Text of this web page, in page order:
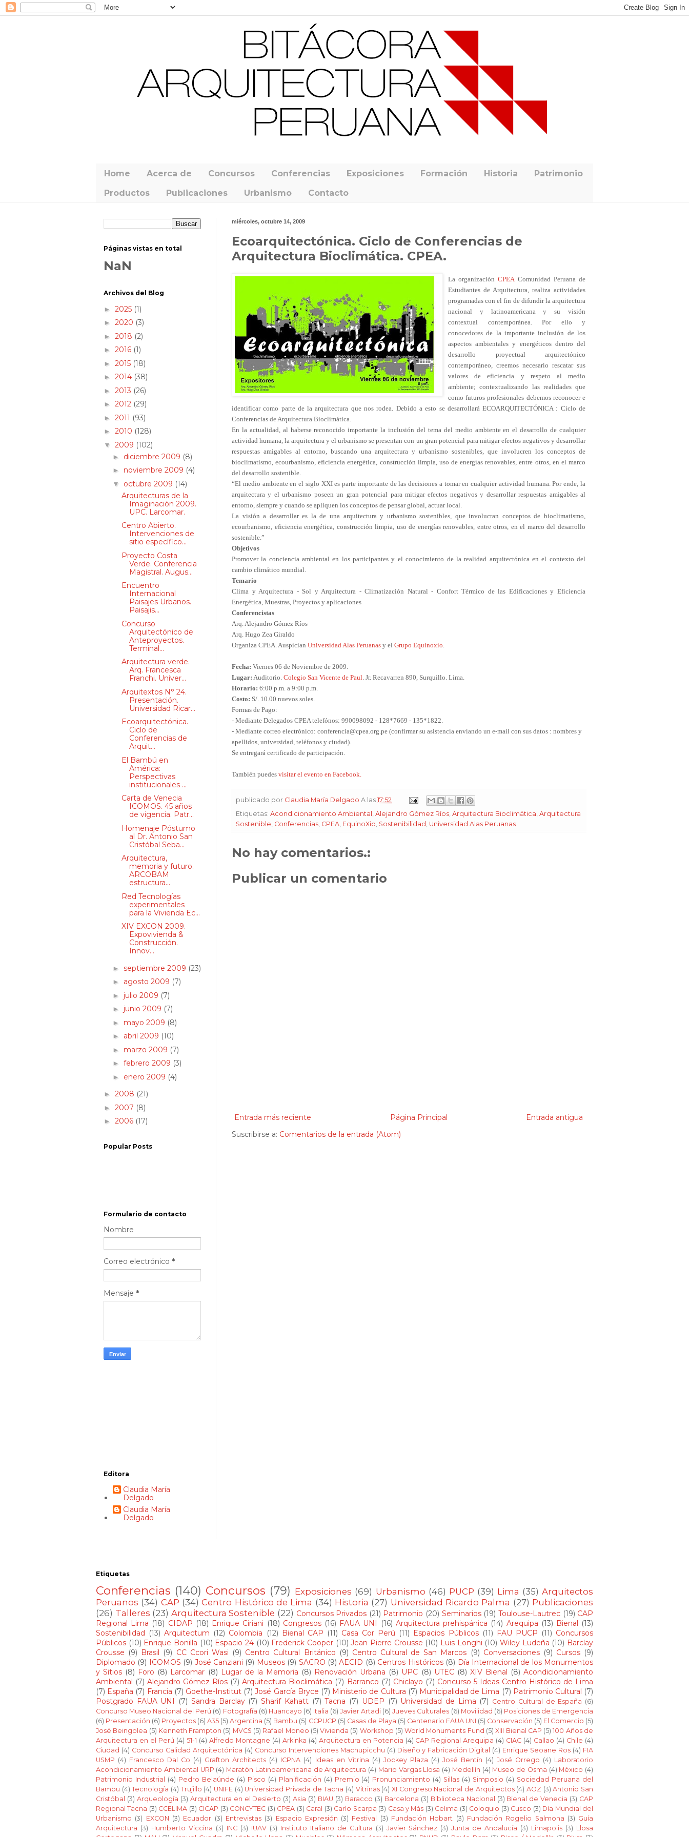
Home Acerca de Concursos Conferencias Exposiciones Formación Historia Patrimonio
Productos Publicaciones Urbanismo Contacto
miércoles, octubre 14, 2009
Ecoarquitectónica. Ciclo de Conferencias de
Arquitectura Bioclimática. CPEA.
La organizaciónCPEAComunidad Peruana de
Estudiantes de Arquitectura, realiza actividades
programadas con el fin de difundir la arquitectura
nacional y latinoamericana y su visión
contextual contemporánea. Por ello y
conocedores de la importante inclusión de los
aspectos ambientales y energéticos dentro del
desarrollo proyectual arquitectónico
contemporáneo, creemos necesario rescatar sus
valores de eficiencia y respeto al medio
ambiente; contextualizando las realidades que
como futuros profesionales debemos reconocer e
identificar como parte de la arquitectura que nos rodea. Debido a esto se desarrollará ECOARQUITECTÓNICA : Ciclo de
Conferencias de Arquitectura Bioclimática.
En la actualidad, al haberse reconocido importante la inclusión del tema del medio ambiente en el desarrollo de cualquier
actividad humana, la arquitectura y el urbanismo se presentan con un gran potencial para mitigar efectos negativos y desarrollar
respuestas amigables al entorno, buscando una arquitectura y urbanismo sostenibles, que involucren los conceptos de
bioclimatismo, ecourbanismo, eficiencia energética, construcción limpia, uso de energías renovables, entre otros, en el marco
del desarrollo sostenible.
“El medio ambiente en el siglo XXI es parte importante de las decisiones a tomar en cualquier actividad humana. Por ende, la
arquitectura y el urbanismo poseen un gran potencial para mitigar efectos negativos y desarrollar respuestas amigables al
entorno, siempre y cuando se apliquen los conceptos de pensar global, actuar local.
La visión a desarrollar es la de una arquitectura y urbanismo sostenibles, que involucran conceptos de bioclimatismo,
ecourbanismo, eficiencia energética, construcción limpia, uso de energías renovables, entre otros, en el marco del desarrollo
sostenible.”
Objetivos
Promover la conciencia ambiental en los participantes y el conocimiento de la realidad arquitectónica en el contexto del
cambio climático mundial.
Temario
Clima y Arquitectura - Sol y Arquitectura - Climatización Natural - Confort Térmico de las Edificaciones y Eficiencia
Energética, Muestras, Proyectos y aplicaciones
Conferencistas
Arq. Alejandro Gómez Ríos
Arq. Hugo Zea Giraldo
Organiza CPEA. Auspician Universidad Alas Peruanas y el Grupo Equinoxio.
Fecha: Viernes 06 de Noviembre de 2009.
Lugar: Auditorio. Colegio San Vicente de Paul. Jr. Recavarren 890, Surquillo. Lima.
Horario: 6:00 p.m. a 9:00 p.m.
Costo: S/. 10.00 nuevos soles.
Formas de Pago:
- Mediante Delegados CPEA telefónos: 990098092 - 128*7669 - 135*1822.
- Mediante correo electrónico: conferencia@cpea.org.pe (confirmar su asistencia enviando un e-mail con sus datos : nombres y
apellidos, universidad, teléfonos y ciudad).
Se entregará certificado de participación.
También puedes visitar el evento en Facebook.
publicado por Claudia María Delgado A las 17:52
Etiquetas: Acondicionamiento Ambiental Alejandro Gómez Ríos Arquitectura Bioclimática Arquitectura
Sostenible Conferencias CPEA EquinoXio Sostenibilidad Universidad Alas Peruanas
No hay comentarios.:
Publicar un comentario
Entrada más reciente Entrada antigua
Página Principal
Suscribirse a: Comentarios de la entrada (Atom)
Páginas vistas en total
NaN
Archivos del Blog
► 2025 (1)
► 2020 (3)
► 2018 (2)
► 2016 (1)
► 2015 (18)
► 2014 (38)
► 2013 (26)
► 2012 (29)
► 2011 (93)
► 2010 (128)
▼ 2009 (102)
► diciembre 2009 (8)
► noviembre 2009 (4)
▼ octubre 2009 (14)
Arquitecturas de la
Imaginación 2009.
UPC. Larcomar.
Centro Abierto.
Intervenciones de
sitio específico...
Proyecto Costa
Verde. Conferencia
Magistral. Augus...
Encuentro
Internacional
Paisajes Urbanos.
Paisajis...
Concurso
Arquitectónico de
Anteproyectos.
Terminal...
Arquitectura verde.
Arq. Francesca
Franchi. Univer...
Arquitextos N° 24.
Presentación.
Universidad Ricar...
Ecoarquitectónica.
Ciclo de
Conferencias de
Arquit...
El Bambú en
América:
Perspectivas
institucionales ...
Carta de Venecia
ICOMOS. 45 años
de vigencia. Patr...
Homenaje Póstumo
al Dr. Antonio San
Cristóbal Seba...
Arquitectura,
memoria y futuro.
ARCOBAM
estructura...
Red Tecnologías
experimentales
para la Vivienda Ec...
XIV EXCON 2009.
Expovivienda &
Construcción.
Innov...
► septiembre 2009 (23)
► agosto 2009 (7)
► julio 2009 (7)
► junio 2009 (7)
► mayo 2009 (8)
► abril 2009 (10)
► marzo 2009 (7)
► febrero 2009 (3)
► enero 2009 (4)
► 2008 (21)
► 2007 (8)
► 2006 (17)
Popular Posts
Formulario de contacto
Nombre
Correo electrónico *
Mensaje *
Editora
Claudia María
Delgado
Claudia María
Delgado
Etiquetas
Conferencias (140) Concursos (79) Exposiciones (69) Urbanismo (46) PUCP (39) Lima (35) Arquitectos
Peruanos (34) CAP (34) Centro Histórico de Lima (34) Historia (27) Universidad Ricardo Palma (27) Publicaciones
(26) Talleres (23) Arquitectura Sostenible (22) Concursos Privados (21) Patrimonio (20) Seminarios (19) Toulouse-Lautrec (19) CAP
Regional Lima (18) CIDAP (18) Enrique Ciriani (18) Congresos (16) FAUA UNI (16) Arquitectura prehispánica (14) Arequipa (13) Bienal (13)
Sostenibilidad (13) Arquitectum (12) Colombia (12) Bienal CAP (11) Casa Cor Perú (11) Espacios Públicos (11) FAU PUCP (11) Concursos
Públicos (10) Enrique Bonilla (10) Espacio 24 (10) Frederick Cooper (10) Jean Pierre Crousse (10) Luis Longhi (10) Wiley Ludeña (10) Barclay
Crousse (9) Brasil (9) CC Ccori Wasi (9) Centro Cultural Británico (9) Centro Cultural de San Marcos (9) Conversaciones (9) Cursos (9)
Diplomado (9) ICOMOS (9) José Canziani (9) Museos (9) SACRO (9) AECID (8) Centros Históricos (8) Día Internacional de los Monumentos
y Sitios (8) Foro (8) Larcomar (8) Lugar de la Memoria (8) Renovación Urbana (8) UPC (8) UTEC (8) XIV Bienal (8) Acondicionamiento
Ambiental (7) Alejandro Gómez Ríos (7) Arquitectura Bioclimática (7) Barranco (7) Chiclayo (7) Concurso 5 Ideas Centro Histórico de Lima
(7) España (7) Francia (7) Goethe-Institut (7) José García Bryce (7) Ministerio de Cultura (7) Municipalidad de Lima (7) Patrimonio Cultural (7)
Postgrado FAUA UNI
(7) Sandra Barclay (7) Sharif Kahatt (7) Tacna (7) UDEP (7) Universidad de Lima (7) Centro Cultural de España (6)
Concurso Museo Nacional del Perú (6) Fotografía (6) Huancayo (6) Italia (6) Javier Artadi (6) Jueves Culturales (6) Movilidad (6) Posiciones de Emergencia
(6) Presentación (6) Proyectos (6) A35 (5) Argentina (5) Bambu (5) CCPUCP (5) Casas de Playa (5) Centenario FAUA UNI (5) Conservación (5) El Comercio (5)
José Beingolea (5) Kenneth Frampton (5) MVCS (5) Rafael Moneo (5) Vivienda (5) Workshop (5) World Monuments Fund (5) XIII Bienal CAP (5) 100 Años de
Arquitectura en el Perú (4) 51-1 (4) Alfredo Montagne (4) Arkinka (4) Arquitectura en Potencia (4) CAP Regional Arequipa (4) CIAC (4) Callao (4) Chile (4)
Ciudad (4) Concurso Calidad Arquitectónica (4) Concurso Intervenciones Machupicchu (4) Diseño y Fabricación Digital (4) Enrique Seoane Ros (4) FIA
USMP (4) Francesco Dal Co (4) Grafton Architects (4) ICPNA (4) Ideas en Vitrina (4) Jockey Plaza (4) José Bentín (4) José Orrego (4) Laboratorio
Acondicionamiento Ambiental URP (4) Maratón Latinoamericana de Arquitectura (4) Mario Vargas Llosa (4) Medellín (4) Museo de Osma (4) México (4)
Patrimonio Industrial
(4) Pedro Belaúnde (4) Pisco (4) Planificación (4) Premio (4) Pronunciamiento (4) Sillas (4) Simposio (4) Sociedad Peruana del
Bambu (4) Tecnología (4) Trujillo (4) UNIFE (4) Universidad Privada de Tacna (4) Vitrinas (4) XI Congreso Nacional de Arquitectos (4) AOZ (3) Antonio San
Cristóbal (3) Arqueología (3) Arquitectura en el Desierto (3) Asia (3) BIAU (3) Baracco (3) Barcelona (3) Biblioteca Nacional (3) Bienal de Venecia (3) CAP
Regional Tacna (3) CCELIMA (3) CICAP (3) CONCYTEC (3) CPEA (3) Caral (3) Carlo Scarpa (3) Casa y Más (3) Celima (3) Coloquio (3) Cusco (3) Día Mundial del
Urbanismo (3) EXCON (3) Ecuador (3) Entrevistas (3) Espacio Expresión (3) Festival (3) Fundación Hobart (3) Fundación Rogelio Salmona (3) Guía
Arquitectura (3) Humberto Viccina (3) INC (3) IUAV (3) Instituto Italiano de Cultura (3) Javier Sánchez (3) Junta de Andalucía (3) Limapolis (3) Llosa